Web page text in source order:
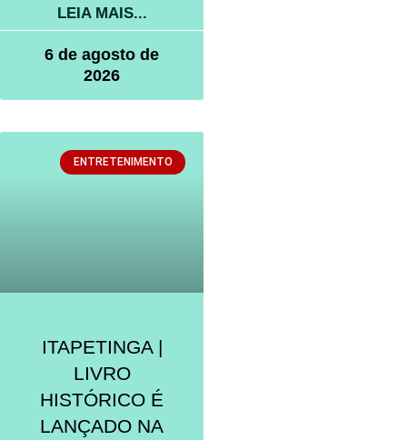
LEIA MAIS...
6 de agosto de
2026
ENTRETENIMENTO
ITAPETINGA |
LIVRO
HISTÓRICO É
LANÇADO NA